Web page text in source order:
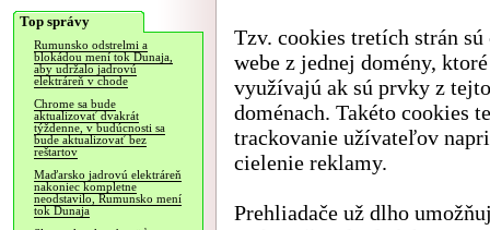
Top správy
Rumunsko odstrelmi a
blokádou mení tok Dunaja,
aby udržalo jadrovú
elektráreň v chode
Chrome sa bude
aktualizovať dvakrát
týždenne, v budúcnosti sa
bude aktualizovať bez
reštartov
Maďarsko jadrovú elektráreň
nakoniec kompletne
neodstavilo, Rumunsko mení
tok Dunaja
Tzv. cookies tretích strán sú
webe z jednej domény, ktoré
využívajú ak sú prvky z
doménach. Takéto cookies
trackovanie užívateľov
cielenie reklamy.
Prehliadače už dlho